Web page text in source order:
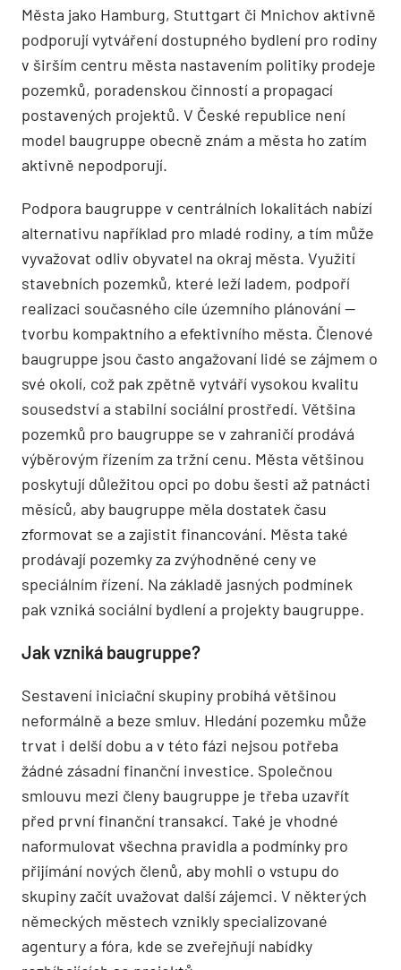
Města jako Hamburg, Stuttgart či Mnichov aktivně
podporují vytváření dostupného bydlení pro rodiny
v širším centru města nastavením politiky prodeje
pozemků, poradenskou činností a propagací
postavených projektů. V České republice není
model baugruppe obecně znám a města ho zatím
aktivně nepodporují.
Podpora baugruppe v centrálních lokalitách nabízí
alternativu například pro mladé rodiny, a tím může
vyvažovat odliv obyvatel na okraj města. Využití
stavebních pozemků, které leží ladem, podpoří
realizaci současného cíle územního plánování —
tvorbu kompaktního a efektivního města. Členové
baugruppe jsou často angažovaní lidé se zájmem o
své okolí, což pak zpětně vytváří vysokou kvalitu
sousedství a stabilní sociální prostředí. Většina
pozemků pro baugruppe se v zahraničí prodává
výběrovým řízením za tržní cenu. Města většinou
poskytují důležitou opci po dobu šesti až patnácti
měsíců, aby baugruppe měla dostatek času
zformovat se a zajistit financování. Města také
prodávají pozemky za zvýhodněné ceny ve
speciálním řízení. Na základě jasných podmínek
pak vzniká sociální bydlení a projekty baugruppe.
Jak vzniká baugruppe?
Sestavení iniciační skupiny probíhá většinou
neformálně a beze smluv. Hledání pozemku může
trvat i delší dobu a v této fázi nejsou potřeba
žádné zásadní finanční investice. Společnou
smlouvu mezi členy baugruppe je třeba uzavřít
před první finanční transakcí. Také je vhodné
naformulovat všechna pravidla a podmínky pro
přijímání nových členů, aby mohli o vstupu do
skupiny začít uvažovat další zájemci. V některých
německých městech vznikly specializované
agentury a fóra, kde se zveřejňují nabídky